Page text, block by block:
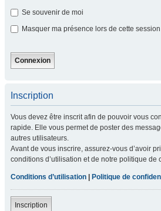
Se souvenir de moi
Masquer ma présence lors de cette session
Inscription
Vous devez être inscrit afin de pouvoir vous
rapide. Elle vous permet de poster des
autres utilisateurs.
Avant de vous inscrire, assurez-vous d’avoir
conditions d’utilisation et de notre politique de
Conditions d’utilisation Politique de
Inscription